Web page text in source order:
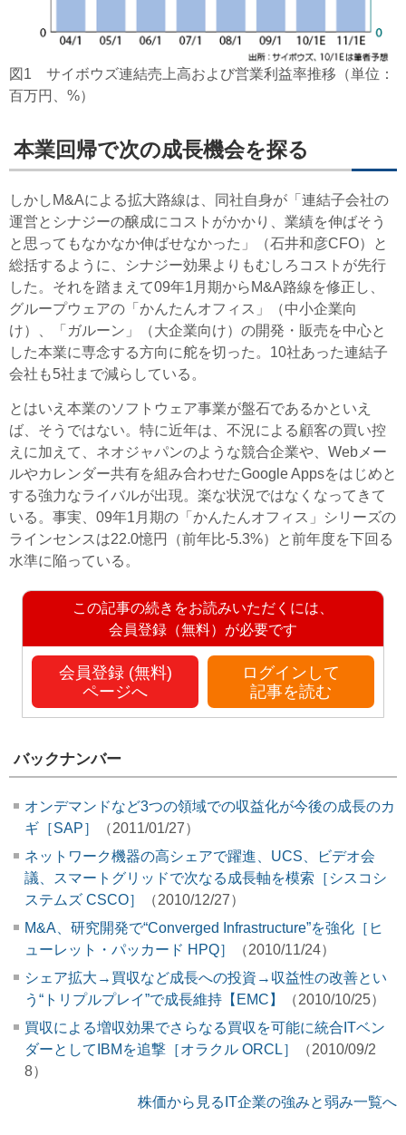
図1 サイボウズ連結売上高および営業利益率推移（単位：
百万円、%）
本業回帰で次の成長機会を探る
しかしM&Aによる拡大路線は、同社自身が「連結子会社の
運営とシナジーの醸成にコストがかかり、業績を伸ばそう
と思ってもなかなか伸ばせなかった」（石井和彦CFO）と
総括するように、シナジー効果よりもむしろコストが先行
した。それを踏まえて09年1月期からM&A路線を修正し、
グループウェアの「かんたんオフィス」（中小企業向
け）、「ガルーン」（大企業向け）の開発・販売を中心と
した本業に専念する方向に舵を切った。10社あった連結子
会社も5社まで減らしている。
とはいえ本業のソフトウェア事業が盤石であるかといえ
ば、そうではない。特に近年は、不況による顧客の買い控
えに加えて、ネオジャパンのような競合企業や、Webメー
ルやカレンダー共有を組み合わせたGoogle Appsをはじめと
する強力なライバルが出現。楽な状況ではなくなってきて
いる。事実、09年1月期の「かんたんオフィス」シリーズの
ラインセンスは22.0憶円（前年比-5.3%）と前年度を下回る
水準に陥っている。
この記事の続きをお読みいただくには、
会員登録（無料）が必要です
会員登録 (無料)
ページへ
ログインして
記事を読む
バックナンバー
オンデマンドなど3つの領域での収益化が今後の成長のカ
ギ［SAP］
（2011/01/27）
ネットワーク機器の高シェアで躍進、UCS、ビデオ会
議、スマートグリッドで次なる成長軸を模索［シスコシ
ステムズ CSCO］
（2010/12/27）
M&A、研究開発で“Converged Infrastructure”を強化［ヒ
ューレット・パッカード HPQ］
（2010/11/24）
シェア拡大→買収など成長への投資→収益性の改善とい
う“トリプルプレイ”で成長維持【EMC】
（2010/10/25）
買収による増収効果でさらなる買収を可能に統合ITベン
ダーとしてIBMを追撃［オラクル ORCL］
（2010/09/2
8）
株価から見るIT企業の強みと弱み一覧へ